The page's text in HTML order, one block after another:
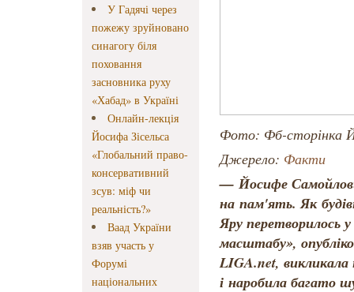
У Гадячі через
пожежу зруйновано
синагогу біля
поховання
засновника руху
«Хабад» в Україні
Онлайн-лекція
Йосифа Зісельса
«Глобальний право-
консервативний
зсув: міф чи
реальність?»
Ваад України
взяв участь у
Форумі
національних
Фото: Фб-сторінка
Джерело: Факти
— Йосифе
на пам'ять. Як
Яру перетворилось
масштабу»,
LIGA.net, викликала
і наробила багато